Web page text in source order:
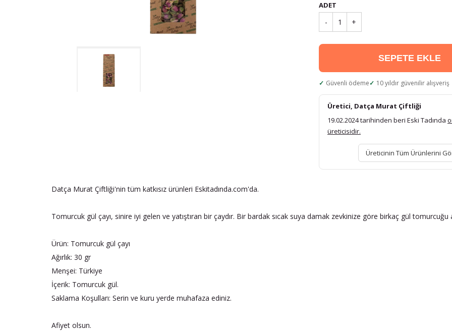
ADET
- 1 +
SEPETE EKLE
Güvenli ödeme 10 yıldır güvenilir alışveriş
Üretici, Datça Murat Çiftliği
19.02.2024 tarihinden beri Eski Tadında
üreticisidir.
Üreticinin Tüm Ürünlerini
Datça Murat Çiftliği'nin tüm katkısız ürünleri Eskitadında.com'da.
Tomurcuk gül çayı, sinire iyi gelen ve yatıştıran bir çaydır. Bir bardak sıcak suya damak zevkinize göre birkaç gül
Ürün: Tomurcuk gül çayı
Ağırlık: 30 gr
Menşei: Türkiye
İçerik: Tomurcuk gül.
Saklama Koşulları: Serin ve kuru yerde muhafaza ediniz.
Afiyet olsun.